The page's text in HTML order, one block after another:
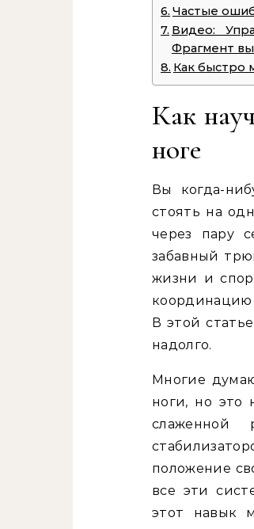
Частые
Видео:
Фрагмент
Как быстро
Как
ноге
Вы когда-
стоять на
через пару
забавный
жизни и
В этой
надолго.
Многие
ноги, но это
слаженной
положение
все эти
этот навык